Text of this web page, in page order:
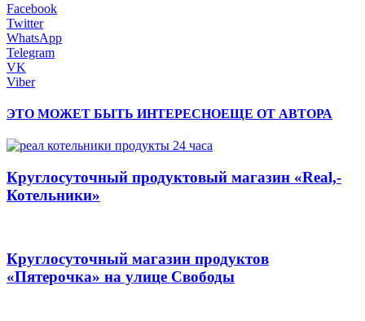
Facebook
Twitter
WhatsApp
Telegram
VK
Viber
ЭТО МОЖЕТ БЫТЬ ИНТЕРЕСНОЕЩЕ ОТ АВТОРА
Круглосуточный продуктовый магазин «Real,-
Котельники»
Круглосуточный магазин продуктов
«Пятерочка» на улице Свободы